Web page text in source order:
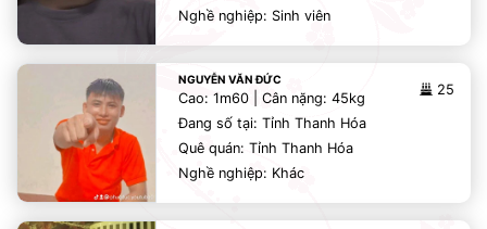
Nghề nghiệp: Sinh viên
NGUYỄN VĂN ĐỨC
25
Cao: 1m60 | Cân nặng: 45kg
Đang số tại: Tỉnh Thanh Hóa
Quê quán: Tỉnh Thanh Hóa
Nghề nghiệp: Khác